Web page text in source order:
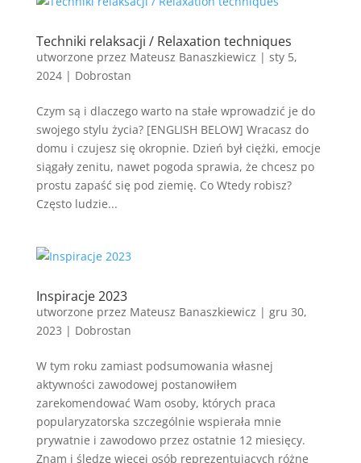
Techniki relaksacji / Relaxation techniques
utworzone przez Mateusz Banaszkiewicz | sty 5,
2024| Dobrostan
Czym są i dlaczego warto na stałe wprowadzić je do
swojego stylu życia? [ENGLISH BELOW] Wracasz do
domu i czujesz się okropnie. Dzień był ciężki, emocje
siągały zenitu, nawet pogoda sprawia, że chcesz po
prostu zapaść się pod ziemię. Co Wtedy robisz?
Często ludzie...
Inspiracje 2023
utworzone przez Mateusz Banaszkiewicz | gru 30,
2023 | Dobrostan
W tym roku zamiast podsumowania własnej
aktywności zawodowej postanowiłem
zarekomendować Wam osoby, których praca
popularyzatorska szczególnie wspierała mnie
prywatnie i zawodowo przez ostatnie 12 miesięcy.
Znam i śledzę więcej osób reprezentujących różne